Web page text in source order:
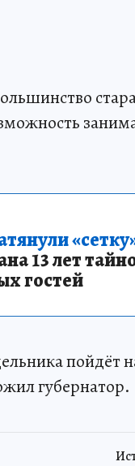
13 лет
гостей
пойдёт
губернатор.